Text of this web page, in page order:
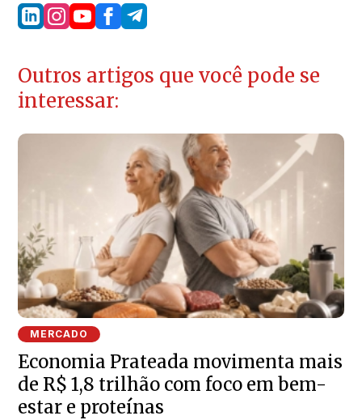
Outros artigos que você pode se
interessar:
MERCADO
Economia Prateada movimenta mais
de R$ 1,8 trilhão com foco em bem-
estar e proteínas